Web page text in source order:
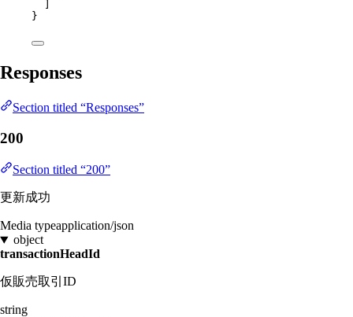
}
Responses
Section titled “Responses”
200
Section titled “200”
更新成功
Media typeapplication/json
object
transactionHeadId
仮販売取引ID
string